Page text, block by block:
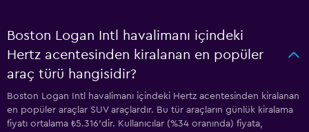
Boston Logan Intl havalimanı içindeki
Hertz acentesinden kiralanan en popüler
araç türü hangisidir?
Boston Logan Intl havalimanı içindeki Hertz acentesinden kiralanan
en popüler araçlar SUV araçlardır. Bu tür araçların günlük kiralama
fiyatı ortalama ₺5.316'dir. Kullanıcılar (%34 oranında) fiyata,